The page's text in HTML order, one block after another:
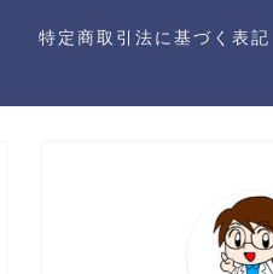
特定商取引法に基づく表記